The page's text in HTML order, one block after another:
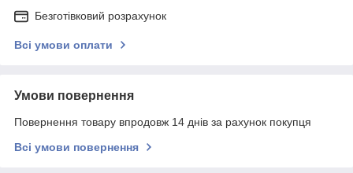
Безготівковий розрахунок
Всі умови оплати
Умови повернення
Повернення товару впродовж 14 днів за рахунок покупця
Всі умови повернення